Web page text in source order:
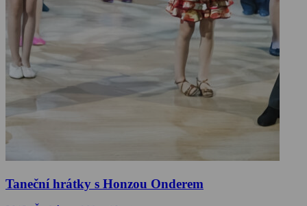
Taneční hrátky s Honzou Onderem